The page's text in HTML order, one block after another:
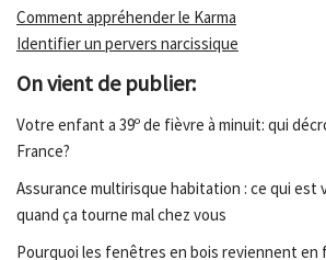
Comment appréhender le Karma
Identifier un pervers narcissique
On vient de publier:
Votre enfant a 39º de fièvre à minuit: qui
France?
Assurance multirisque habitation : ce qui est
quand ça tourne mal chez vous
Pourquoi les fenêtres en bois reviennent en